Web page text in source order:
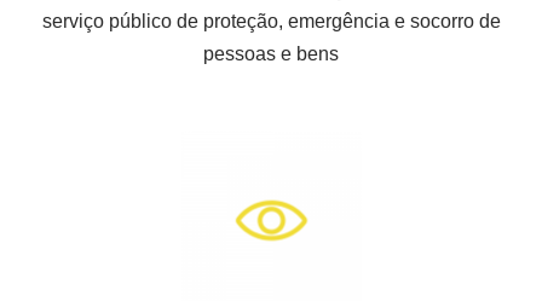
serviço público de proteção, emergência e socorro de
pessoas e bens